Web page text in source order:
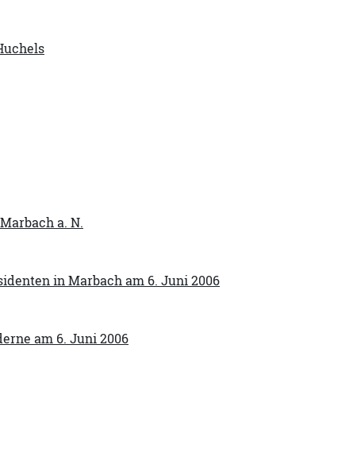
a. N.
in Marbach am 6. Juni 2006
am 6. Juni 2006